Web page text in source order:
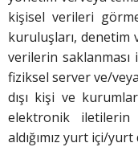
kişisel verileri
kuruluşları, denetim
verilerin saklanması
fiziksel server ve/
dışı kişi ve
elektronik iletilerin
aldığımız yurt içi/